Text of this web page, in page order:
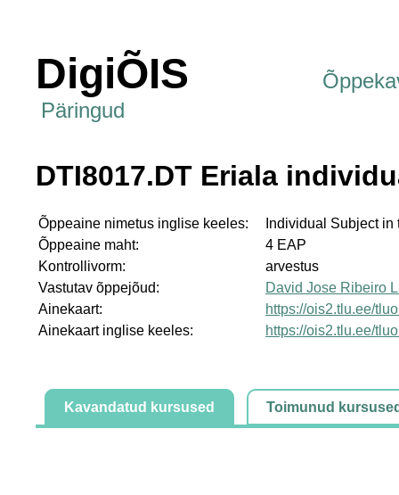
DigiÕIS
Päringud
DTI8017.DT Eriala
Õppeaine nimetus inglise keeles:
Individual Subject
Õppeaine maht:
4 EAP
Kontrollivorm:
arvestus
Vastutav õppejõud:
David Jose Ribeiro
Ainekaart:
https://ois2.tlu.ee/
Ainekaart inglise keeles:
https://ois2.tlu.ee/
Kavandatud kursused Toimunud